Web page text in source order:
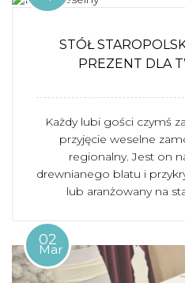
STÓŁ
PREZENT DLA
Każdy lubi gości czymś
przyjęcie weselne
regionalny. Jest on
drewnianego blatu i
lub aranżowany na
02
Mar